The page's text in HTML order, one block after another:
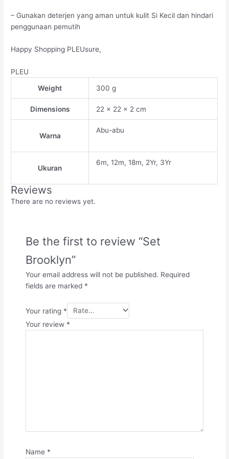
– Gunakan deterjen yang aman untuk kulit Si Kecil dan hindari
penggunaan pemutih
Happy Shopping PLEUsure,
PLEU
Weight
300 g
Dimensions 22 × 22 × 2 cm
Warna
Abu-abu
Ukuran
6m, 12m, 18m, 2Yr, 3Yr
Reviews
There are no reviews yet.
Be the first to review “Set
Brooklyn”
Your email address will not be published. Required
fields are marked *
Your rating *
Your review *
Name *